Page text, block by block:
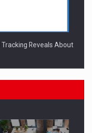
Tracking Reveals About